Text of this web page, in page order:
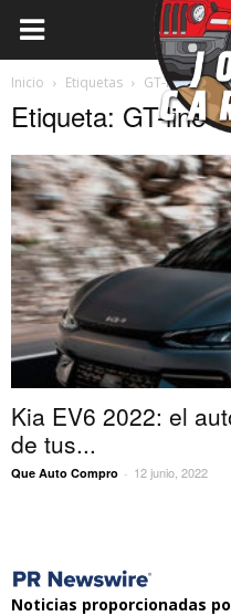
Inicio Etiquetas GT-line
Etiqueta: GT-line
Kia EV6 2022: el
de tus...
Que Auto Compro - 12 junio, 2022
Noticias proporcionadas